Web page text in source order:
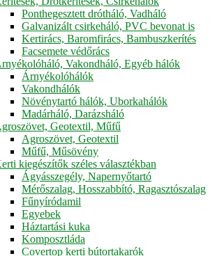
Ponthegesztett drótháló, Vadháló
Galvanizált csirkeháló, PVC bevonat is
Kertirács, Baromfirács, Bambuszkerítés
Facsemete védőrács
Vakondháló, Egyéb hálók
Árnyékolóhálók
Vakondhálók
Növénytartó hálók, Uborkahálók
Madárháló, Darázsháló
Geotextil, Műfű
Agroszövet, Geotextil
Műfű, Műsövény
kiegészítők széles választékban
Ágyásszegély, Napernyőtartó
Mérőszalag, Hosszabbító, Ragasztószalag
Fűnyíródamil
Egyebek
Háztartási kuka
Komposztláda
Covertop kerti bútortakarók